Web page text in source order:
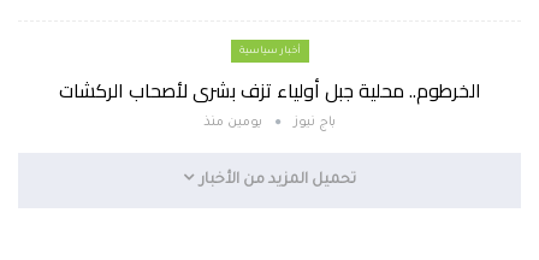
أخبار سياسية
الخرطوم.. محلية جبل أولياء تزف بشرى لأصحاب الركشات
باج نيوز يومين منذ
تحميل المزيد من الأخبار